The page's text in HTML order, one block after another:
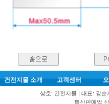
건전지몰 소개 고객센터
상호: 건전지몰 | 대표: 강
통신판매업